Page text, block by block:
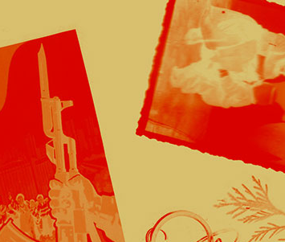
Jump to navigation